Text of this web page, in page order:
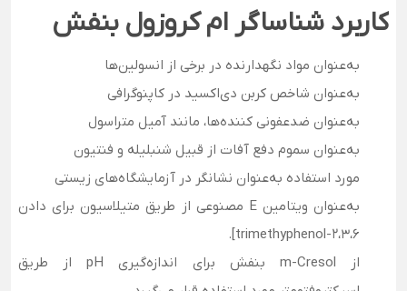
کاربرد شناساگر ام کروزول بنفش
به‌عنوان مواد نگهدارنده در برخی از انسولین‌ها
به‌عنوان شاخص کربن دی‌اکسید در کاپنوگرافی
به‌عنوان ضدعفونی کننده‌ها، مانند آمیل متراسول
به‌عنوان سموم دفع آفات از قبیل شنبلیله و فنتیون
مورد استفاده به‌عنوان نشانگر در آزمایشگاه‌های زیستی
به‌عنوان ویتامین E مصنوعی از طریق متیلاسیون برای دادن
2،3،6-trimethyphenol].
از m-Cresol بنفش برای اندازه‌گیری pH از طریق